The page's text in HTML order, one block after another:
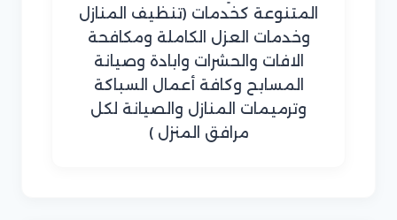
المتنوعة كخدمات (تنظيف المنازل
وخدمات العزل الكاملة ومكافحة
الافات والحشرات وابادة وصيانة
المسابح وكافة أعمال السباكة
وترميمات المنازل والصيانة لكل
مرافق المنزل )